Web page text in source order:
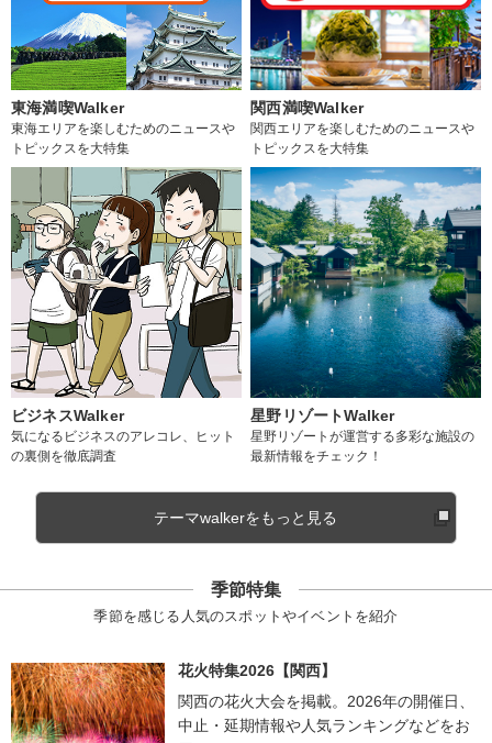
東海満喫Walker
東海エリアを楽しむためのニュースや
トピックスを大特集
関西満喫Walker
関西エリアを楽しむためのニュースや
トピックスを大特集
ビジネスWalker
気になるビジネスのアレコレ、ヒット
の裏側を徹底調査
星野リゾートWalker
星野リゾートが運営する多彩な施設の
最新情報をチェック！
テーマwalkerをもっと見る
季節特集
季節を感じる人気のスポットやイベントを紹介
花火特集2026【関西】
関西の花火大会を掲載。2026年の開催日、
中止・延期情報や人気ランキングなどをお